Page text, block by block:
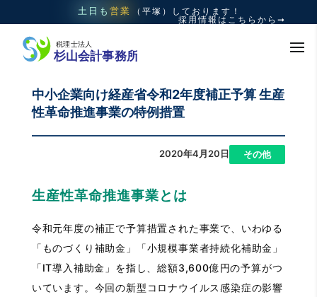
土日も 営業 （平塚）
しております！
採用情報はこちらから➞
中小企業向け経産省令和2年度補正予算 生産
性革命推進事業の特例措置
2020年4月20日 その他
生産性革命推進事業とは
令和元年度の補正で予算措置された事業で、いわゆる
「ものづくり補助金」「小規模事業者持続化補助金」
「IT導入補助金」を指し、総額3,600億円の予算がつ
いています。今回の新型コロナウイルス感染症の影響